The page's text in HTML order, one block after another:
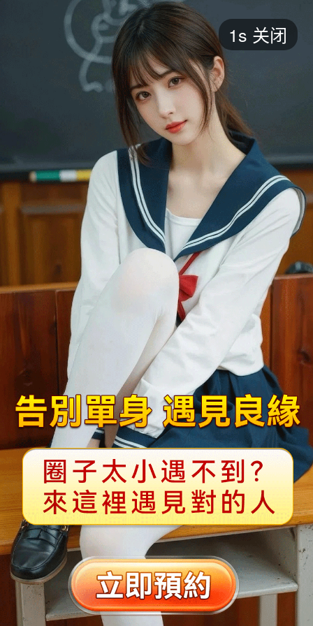
短剧
最热 添加 评分
都市 甜宠 逆袭 玄幻
2025 2024 2023 2022
全部 大陆 香港 台湾 美国 韩国 日本
1s 关闭